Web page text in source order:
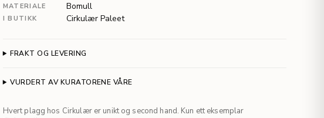
MATERIALE Bomull
I BUTIKK Cirkulær Paleet
FRAKT OG LEVERING
VURDERT AV KURATORENE VÅRE
Hvert plagg hos Cirkulær er unikt og second hand. Kun ett eksemplar